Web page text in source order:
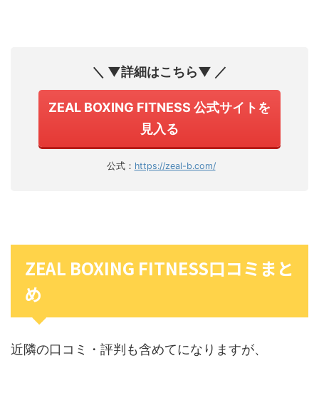
＼ ▼詳細はこちら▼ ／
ZEAL BOXING FITNESS 公式サイトを
見入る
公式： https://zeal-b.com/
ZEAL BOXING FITNESS口コミまと
め
近隣の口コミ・評判も含めてになりますが、